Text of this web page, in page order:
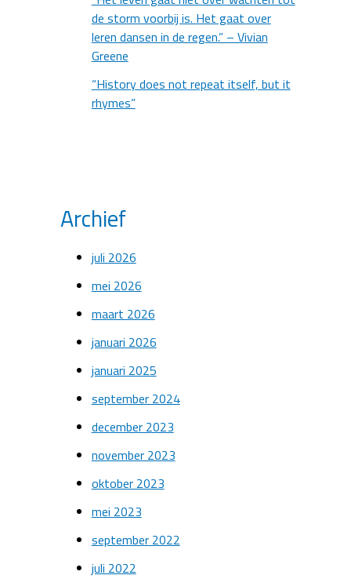
de storm voorbij is. Het gaat over
leren dansen in de regen.” – Vivian
Greene
“History does not repeat itself, but it
rhymes”
Archief
juli 2026
mei 2026
maart 2026
januari 2026
januari 2025
september 2024
december 2023
november 2023
oktober 2023
mei 2023
september 2022
juli 2022